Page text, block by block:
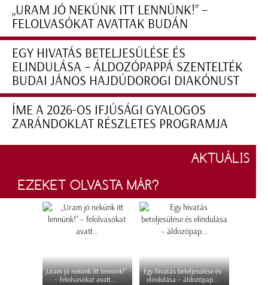
„URAM JÓ NEKÜNK ITT LENNÜNK!” –
FELOLVASÓKAT AVATTAK BUDÁN
EGY HIVATÁS BETELJESÜLÉSE ÉS
ELINDULÁSA – ÁLDOZÓPAPPÁ SZENTELTÉK
BUDAI JÁNOS HAJDÚDOROGI DIAKÓNUST
ÍME A 2026-OS IFJÚSÁGI GYALOGOS
ZARÁNDOKLAT RÉSZLETES PROGRAMJA
AKTUÁLIS
EZEKET OLVASTA MÁR?
„Uram jó nekünk itt lennünk!”
– felolvasókat avatt...
Egy hivatás beteljesülése és
elindulása – áldozópap...